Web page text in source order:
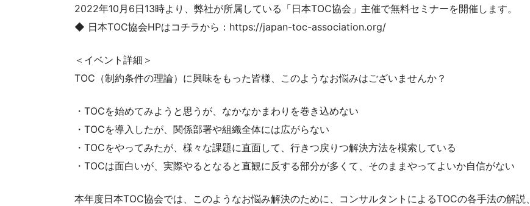
2022年10月6日13時より、弊社が所属している「日本TOC協会」主催で無料セミナーを開催します。
◆ 日本TOC協会HPはコチラから：https://japan-toc-association.org/
＜イベント詳細＞
TOC（制約条件の理論）に興味をもった皆様、このようなお悩みはございませんか？
・TOCを始めてみようと思うが、なかなかまわりを巻き込めない
・TOCを導入したが、関係部署や組織全体には広がらない
・TOCをやってみたが、様々な課題に直面して、行きつ戻りつ解決方法を模索している
・TOCは面白いが、実際やるとなると直観に反する部分が多くて、そのままやってよいか自信がない
本年度日本TOC協会では、このようなお悩み解決のために、コンサルタントによるTOCの各手法の解説、